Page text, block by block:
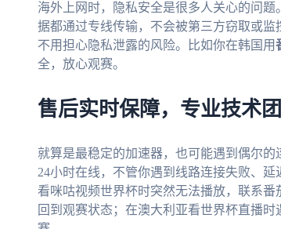
海外上网时，隐私安全是很多人关心的问题。
据都通过专线传输，不会被第三方窃取或监
不用担心隐私泄露的风险。比如你在韩国用
全，放心观赛。
售后实时保障，专业技术
就算是最稳定的加速器，也可能遇到偶尔的
24小时在线，不管你遇到线路连接失败、
看咪咕视频世界杯时突然无法播放，联系
回到观赛状态；在澳大利亚看世界杯直播